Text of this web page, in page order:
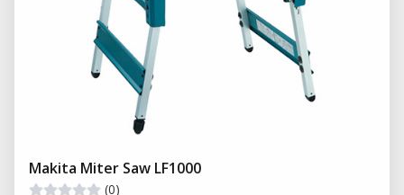
Makita Miter Saw LF1000
(0)